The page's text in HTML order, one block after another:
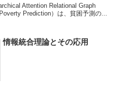
Attention Relational Graph
Prediction）は、貧困予測の...
情報統合理論とその応用